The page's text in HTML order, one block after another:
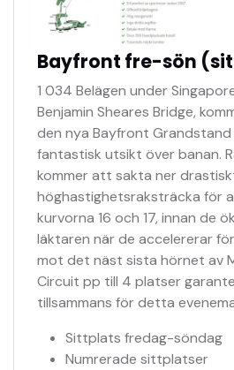
Bayfront fre-sön
1 034 Belägen under
Benjamin Sheares Bridge,
den nya Bayfront
fantastisk utsikt över banan.
kommer att sakta ner
höghastighetsraksträcka för
kurvorna 16 och 17, innan de
läktaren när de accelererar
mot det näst sista hörnet av
Circuit pp till 4 platser
tillsammans för detta
Sittplats fredag-söndag
Numrerade sittplatser